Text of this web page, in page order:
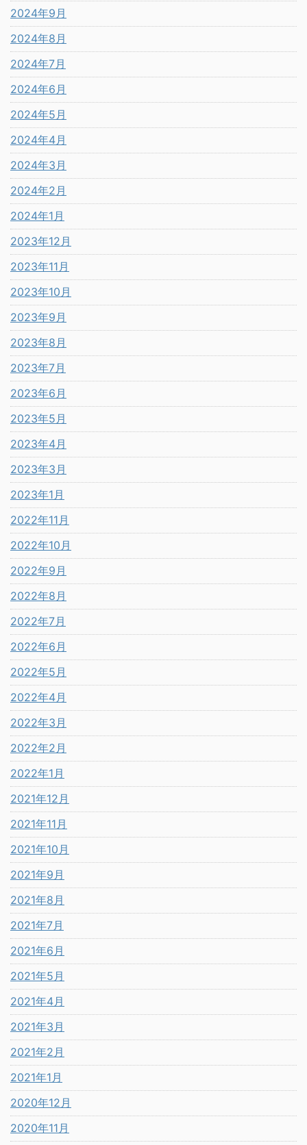
2024年9月
2024年8月
2024年7月
2024年6月
2024年5月
2024年4月
2024年3月
2024年2月
2024年1月
2023年12月
2023年11月
2023年10月
2023年9月
2023年8月
2023年7月
2023年6月
2023年5月
2023年4月
2023年3月
2023年1月
2022年11月
2022年10月
2022年9月
2022年8月
2022年7月
2022年6月
2022年5月
2022年4月
2022年3月
2022年2月
2022年1月
2021年12月
2021年11月
2021年10月
2021年9月
2021年8月
2021年7月
2021年6月
2021年5月
2021年4月
2021年3月
2021年2月
2021年1月
2020年12月
2020年11月